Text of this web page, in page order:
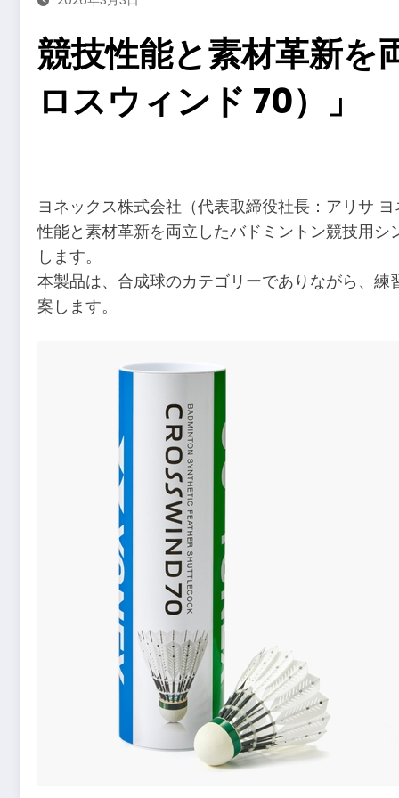
競技性能と素材革新
ロスウィンド 70）」
ヨネックス株式会社（代表取締役社長：アリサ
性能と素材革新を両立したバドミントン競技用
します。
本製品は、合成球のカテゴリーでありながら、
案します。